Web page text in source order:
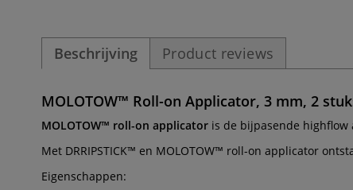
Beschrijving Product reviews
MOLOTOW™ Roll-on Applicator, 3 mm, 2
MOLOTOW™ roll-on applicator is de bijpasende highflow
Met DRRIPSTICK™ en MOLOTOW™ roll-on applicator
Eigenschappen: